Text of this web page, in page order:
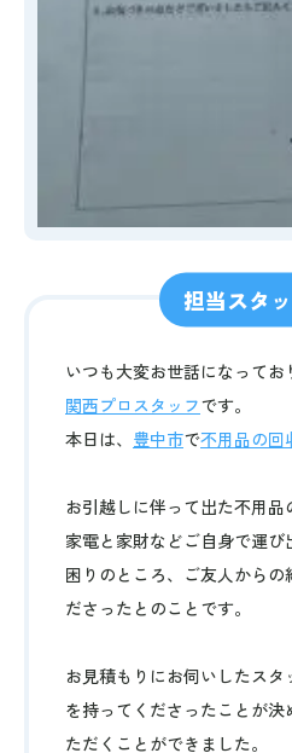
担当スタ
いつも大変お世話になってお
関西プロスタッフです。
本日は、 豊中市で不用品の回
お引越しに伴って出た不用
家電と家財などご自身で運
困りのところ、ご友人からの
ださったとのことです。
お見積もりにお伺いしたス
を持ってくださったことが
ただくことができました。